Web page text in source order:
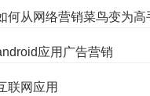
应用广告营销
联网应用